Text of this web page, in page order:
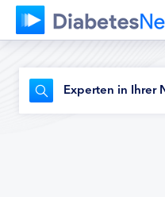
Experten in Ihrer